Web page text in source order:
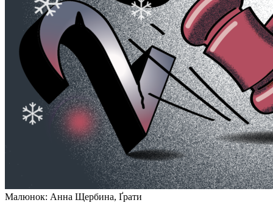
Малюнок: Анна Щербина, Ґрати